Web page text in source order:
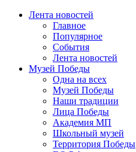
Лента новостей
Главное
Популярное
События
Лента новостей
Музей Победы
Одна на всех
Музей Победы
Наши традиции
Лица Победы
Академия МП
Школьный музей
Территория Победы